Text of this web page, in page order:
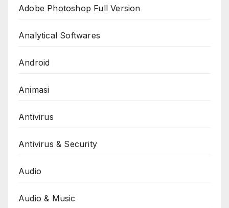
Adobe Photoshop Full Version
Analytical Softwares
Android
Animasi
Antivirus
Antivirus & Security
Audio
Audio & Music